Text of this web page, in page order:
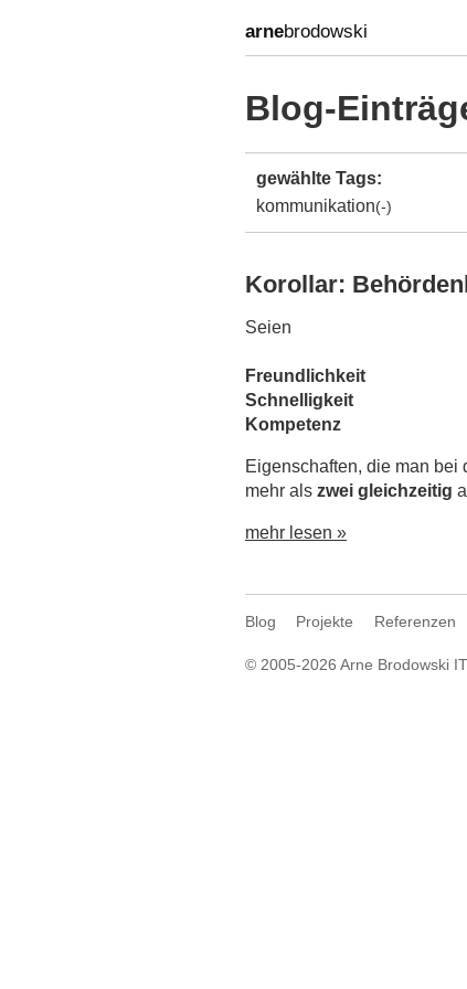
arnebrodowski
Blog-
gewählte Tags:
kommunikation(-)
Korollar:
Seien
Freundlichkeit
Schnelligkeit
Kompetenz
Eigenschaften, die man bei
mehr als zwei gleichzeitig
mehr lesen »
Blog Projekte Referenzen
© 2005-2026 Arne Brodowski